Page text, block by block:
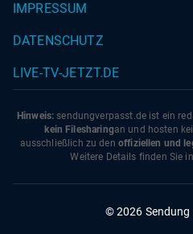
IMPRESSUM
DATENSCHUTZ
LIVE-TV-JETZT.DE
Hinweis: sendungverpasst.de ist ein
kein Filesharingan und hosten
ausschließlich zu den offiziellen und
Weitere Details finden Sie
© 2026 Sendung